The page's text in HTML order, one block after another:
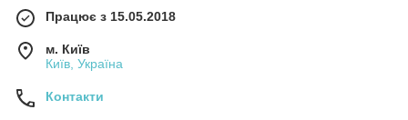
Працює з 15.05.2018
м. Київ
Київ, Україна
Контакти